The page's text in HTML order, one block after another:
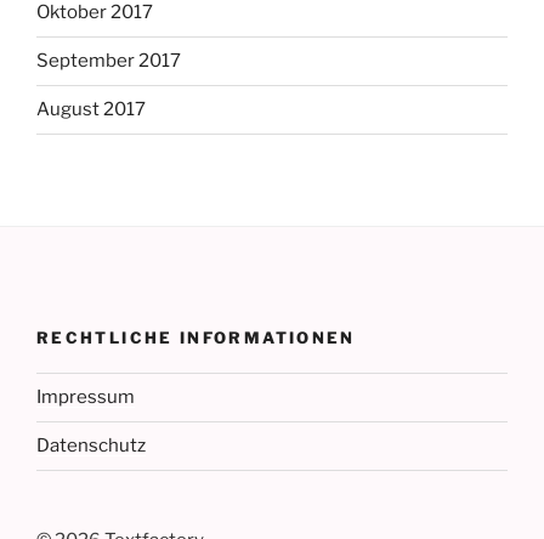
Oktober 2017
September 2017
August 2017
RECHTLICHE INFORMATIONEN
Impressum
Datenschutz